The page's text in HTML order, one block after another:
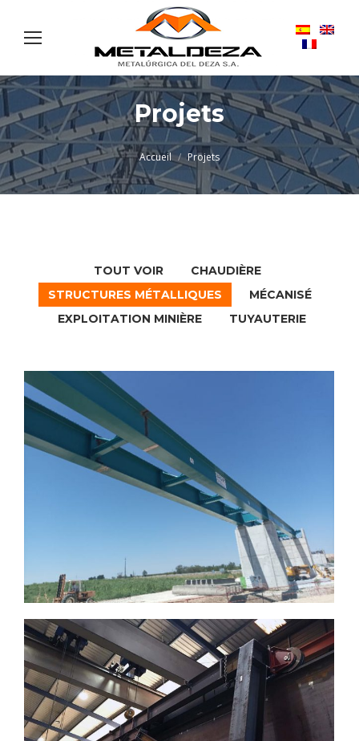
Projets
Vous êtes ici :
Accueil Projets
TOUT VOIR
CHAUDIÈRE
STRUCTURES MÉTALLIQUES
MÉCANISÉ
EXPLOITATION MINIÈRE
TUYAUTERIE